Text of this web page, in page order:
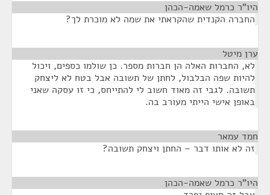
היו"ר כרמל שאמה-הכהן
החברה הקנדית שהקראתי את שמה לא מוכרת לך?
ערן מיטל
לא, החברות האלה הן חברות מספר. כן שולמו כספים, ויכול
להיות שפה הבלבול, לחתן של תשובה אבל בטח לא ליצחק
תשובה. לגבי זה מאוד חשוב לי להתייחס, כי זו עסקה שאני
באופן אישי הייתי מעורב בה.
חמד עמאר
זה לא אותו דבר – החתן ויצחק תשובה?
היו"ר כרמל שאמה-הכהן